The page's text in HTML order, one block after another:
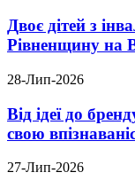
Двоє дітей з
Рівненщину на
28-Лип-2026
Від ідеї до
свою
27-Лип-2026